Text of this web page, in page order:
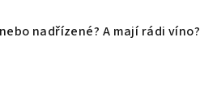
nadřízené? A mají rádi